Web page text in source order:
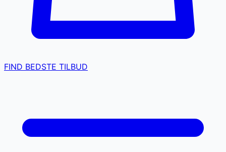
FIND BEDSTE TILBUD